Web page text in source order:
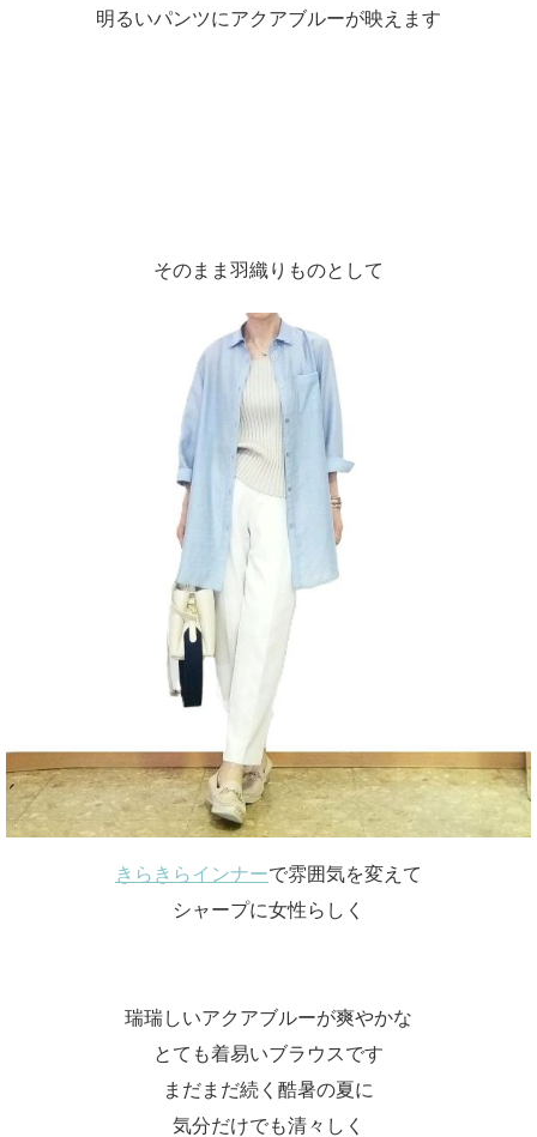
明るいパンツにアクアブルーが映えます
そのまま羽織りものとして
きらきらインナーで雰囲気を変えて
シャープに女性らしく
瑞瑞しいアクアブルーが爽やかな
とても着易いブラウスです
まだまだ続く酷暑の夏に
気分だけでも清々しく